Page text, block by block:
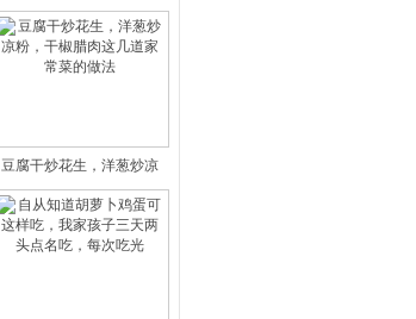
豆腐干炒花生，洋葱炒凉
粉，干椒